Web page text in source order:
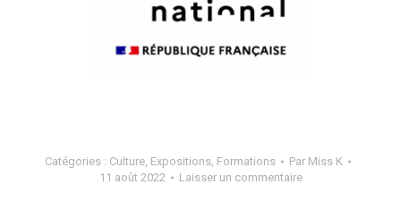
Catégories : Culture Expositions Formations Par Miss K
11 août 2022
Laisser un commentaire